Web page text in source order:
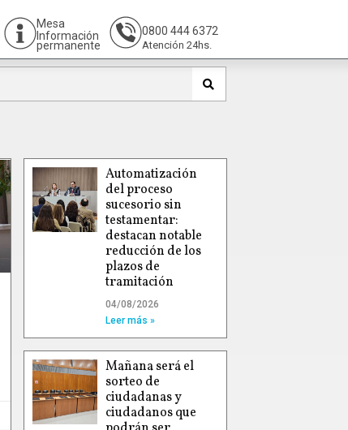
Mesa
Información
permanente
0800 444 6372
Atención 24hs.
Automatización
del proceso
sucesorio sin
testamentar:
destacan notable
reducción de los
plazos de
tramitación
04/08/2026
Leer más »
Mañana será el
sorteo de
ciudadanas y
ciudadanos que